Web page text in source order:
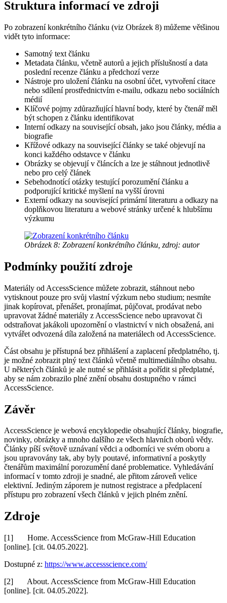
Struktura informací ve zdroji
Po zobrazení konkrétního článku (viz Obrázek 8) můžeme většinou
vidět tyto informace:
Samotný text článku
Metadata článku, včetně autorů a jejich příslušností a data
poslední recenze článku a předchozí verze
Nástroje pro uložení článku na osobní účet, vytvoření citace
nebo sdílení prostřednictvím e-mailu, odkazu nebo sociálních
médií
Klíčové pojmy zdůrazňující hlavní body, které by čtenář měl
být schopen z článku identifikovat
Interní odkazy na související obsah, jako jsou články, média a
biografie
Křížové odkazy na související články se také objevují na
konci každého odstavce v článku
Obrázky se objevují v článcích a lze je stáhnout jednotlivě
nebo pro celý článek
Sebehodnotící otázky testující porozumění článku a
podporující kritické myšlení na vyšší úrovni
Externí odkazy na související primární literaturu a odkazy na
doplňkovou literaturu a webové stránky určené k hlubšímu
výzkumu
Obrázek 8: Zobrazení konkrétního článku, zdroj: autor
Podmínky použití zdroje
Materiály od AccessScience můžete zobrazit, stáhnout nebo
vytisknout pouze pro svůj vlastní výzkum nebo studium; nesmíte
jinak kopírovat, přenášet, pronajímat, půjčovat, prodávat nebo
upravovat žádné materiály z AccessScience nebo upravovat či
odstraňovat jakákoli upozornění o vlastnictví v nich obsažená, ani
vytvářet odvozená díla založená na materiálech od AccessScience.
Část obsahu je přístupná bez přihlášení a zaplacení předplatného, tj.
je možné zobrazit plný text článků včetně multimediálního obsahu.
U některých článků je ale nutné se přihlásit a pořídit si předplatné,
aby se nám zobrazilo plné znění obsahu dostupného v rámci
AccessScience.
Závěr
AccessScience je webová encyklopedie obsahující články, biografie,
novinky, obrázky a mnoho dalšího ze všech hlavních oborů vědy.
Články píší světově uznávaní vědci a odborníci ve svém oboru a
jsou upravovány tak, aby byly poutavé, informativní a poskytly
čtenářům maximální porozumění dané problematice. Vyhledávání
informací v tomto zdroji je snadné, ale přitom zároveň velice
elektivní. Jediným záporem je nutnost registrace a předplacení
přístupu pro zobrazení všech článků v jejich plném znění.
Zdroje
[1] Home. AccessScience from McGraw-Hill Education
[online]. [cit. 04.05.2022].
Dostupné z: https://www.accessscience.com/
[2] About. AccessScience from McGraw-Hill Education
[online]. [cit. 04.05.2022].